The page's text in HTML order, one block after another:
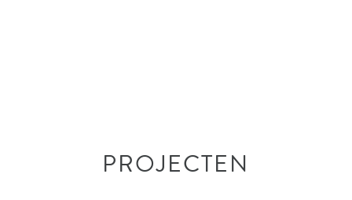
PROJECTEN